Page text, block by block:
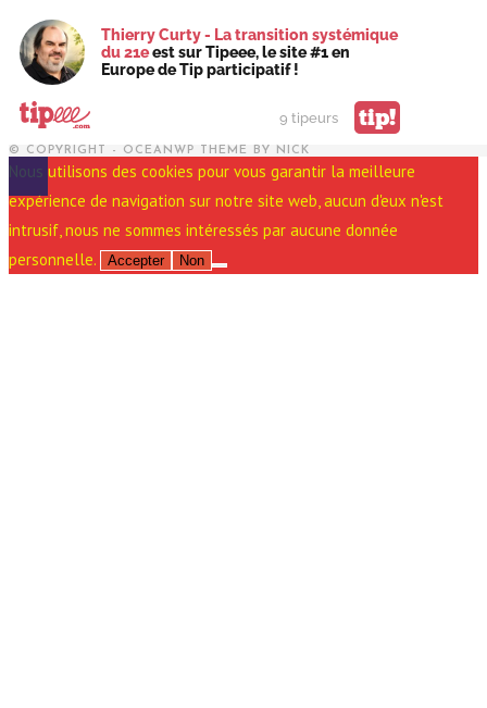
Thierry Curty - La transition systémique
du 21eest sur Tipeee, le site #1 en
Europe de Tip participatif !
9 tipeurs tip!
© COPYRIGHT - OCEANWP THEME BY NICK
Nous utilisons des cookies pour vous garantir la meilleure
expérience de navigation sur notre site web, aucun d'eux n'est
intrusif, nous ne sommes intéressés par aucune donnée
personnelle.
Accepter Non